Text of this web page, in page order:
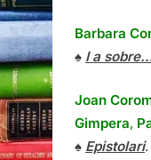
Barbara
♠ I a
Joan
Gimpera,
♠ Epistolari.